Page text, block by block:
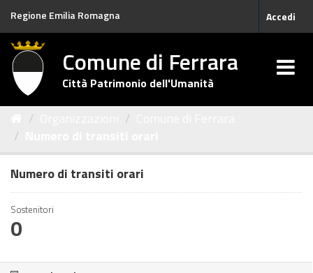
Salta
contenuto
Regione Emilia Romagna Accedi
Comune di Ferrara
Città Patrimonio dell'Umanità
Numero di transiti orari
Sostenitori
0